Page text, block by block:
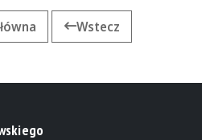
Wstecz